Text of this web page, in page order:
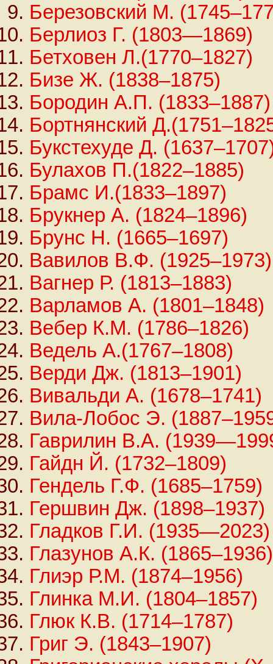
Березовский М.
Берлиоз Г. (1803—1869)
Бетховен Л.(1770–1827)
Бизе Ж. (1838–1875)
Бородин А.П. (1833–1887)
Бортнянский
Букстехуде Д.
Булахов П.(1822–1885)
Брамс И.(1833–1897)
Брукнер А. (1824–1896)
Брунс Н. (1665–1697)
Вавилов В.Ф. (1925–1973)
Вагнер Р. (1813–1883)
Варламов А. (1801–1848)
Вебер К.М. (1786–1826)
Ведель А.(1767–1808)
Верди Дж. (1813–1901)
Вивальди А. (1678–1741)
Вила-Лобос Э.
Гаврилин В.А.
Гайдн Й. (1732–1809)
Гендель Г.Ф. (1685–1759)
Гершвин Дж. (1898–1937)
Гладков Г.И. (1935—2023)
Глазунов А.К. (1865–1936)
Глиэр Р.М. (1874–1956)
Глинка М.И. (1804–1857)
Глюк К.В. (1714–1787)
Григ Э. (1843–1907)